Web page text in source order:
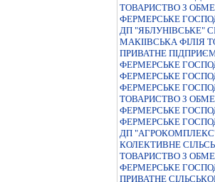
ТОВАРИСТВО З
ФЕРМЕРСЬКЕ
ДП "ЯБЛУНІВСЬКЕ"
МАКІІВСЬКА ФІЛІЯ
ПРИВАТНЕ
ФЕРМЕРСЬКЕ
ФЕРМЕРСЬКЕ
ФЕРМЕРСЬКЕ
ТОВАРИСТВО З
ФЕРМЕРСЬКЕ
ФЕРМЕРСЬКЕ
ДП
КОЛЕКТИВНЕ
ТОВАРИСТВО З
ФЕРМЕРСЬКЕ
ПРИВАТНЕ